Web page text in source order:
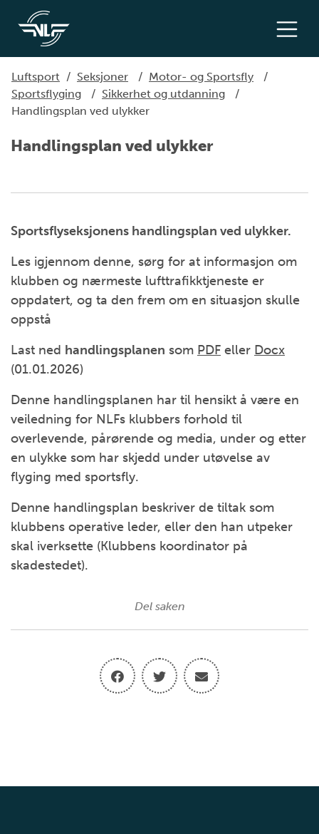
Luftsport / Seksjoner / Motor- og Sportsfly
/
Sportsflyging
/ Sikkerhet og utdanning
/
Handlingsplan ved ulykker
Handlingsplan ved ulykker
Sportsflyseksjonens handlingsplan ved ulykker.
Les igjennom denne, sørg for at informasjon om
klubben og nærmeste lufttrafikktjeneste er
oppdatert, og ta den frem om en situasjon skulle
oppstå
Last ned handlingsplanen som PDF eller Docx
(01.01.2026)
Denne handlingsplanen har til hensikt å være en
veiledning for NLFs klubbers forhold til
overlevende, pårørende og media, under og etter
en ulykke som har skjedd under utøvelse av
flyging med sportsfly.
Denne handlingsplan beskriver de tiltak som
klubbens operative leder, eller den han utpeker
skal iverksette (Klubbens koordinator på
skadestedet).
Del saken